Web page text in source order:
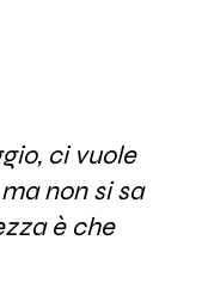
ci vuole
non si sa
è che